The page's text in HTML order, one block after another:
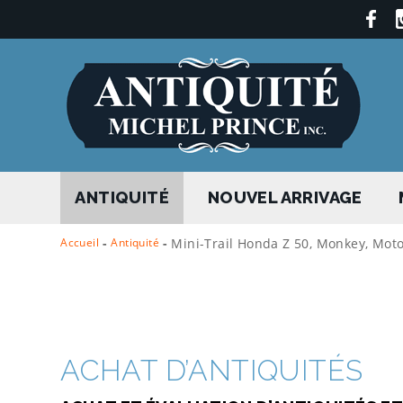
ANTIQUITÉ NOUVEL ARRIVAGE
Accueil - Antiquité - Mini-Trail Honda Z 50, Monkey,
ACHAT D’ANTIQUITÉS